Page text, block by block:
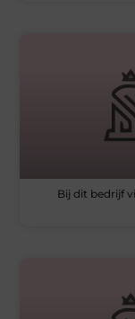
Bij dit bedrijf